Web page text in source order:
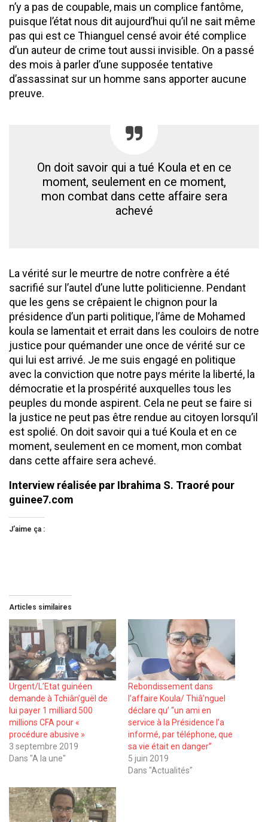
n’y a pas de coupable, mais un complice fantôme,
puisque l’état nous dit aujourd’hui qu’il ne sait même
pas qui est ce Thianguel censé avoir été complice
d’un auteur de crime tout aussi invisible. On a passé
des mois à parler d’une supposée tentative
d’assassinat sur un homme sans apporter aucune
preuve.
On doit savoir qui a tué Koula et en ce
moment, seulement en ce moment,
mon combat dans cette affaire sera
achevé
La vérité sur le meurtre de notre confrère a été
sacrifié sur l’autel d’une lutte politicienne. Pendant
que les gens se crêpaient le chignon pour la
présidence d’un parti politique, l’âme de Mohamed
koula se lamentait et errait dans les couloirs de notre
justice pour quémander une once de vérité sur ce
qui lui est arrivé. Je me suis engagé en politique
avec la conviction que notre pays mérite la liberté, la
démocratie et la prospérité auxquelles tous les
peuples du monde aspirent. Cela ne peut se faire si
la justice ne peut pas être rendue au citoyen lorsqu’il
est spolié. On doit savoir qui a tué Koula et en ce
moment, seulement en ce moment, mon combat
dans cette affaire sera achevé.
Interview réalisée par Ibrahima S. Traoré pour
guinee7.com
J’aime ça :
Articles similaires
Urgent/L’Etat guinéen
demande à Tchiân’guël de
lui payer 1 milliard 500
millions CFA pour «
procédure abusive »
3 septembre 2019
Dans "A la une"
Rebondissement dans
l’affaire Koula/ Thiâ’nguel
déclare qu’ ‘‘un ami en
service à la Présidence l’a
informé, par téléphone, que
sa vie était en danger’’
5 juin 2019
Dans "Actualités"